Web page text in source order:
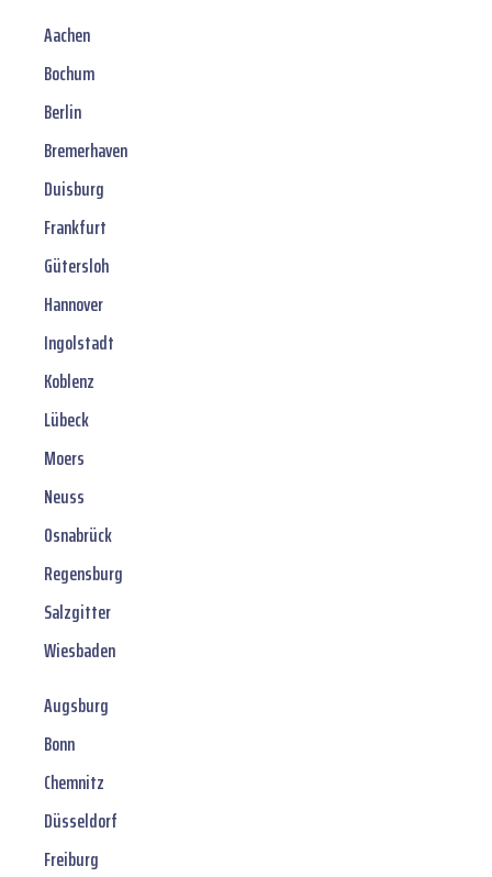
Aachen
Bochum
Berlin
Bremerhaven
Duisburg
Frankfurt
Gütersloh
Hannover
Ingolstadt
Koblenz
Lübeck
Moers
Neuss
Osnabrück
Regensburg
Salzgitter
Wiesbaden
Augsburg
Bonn
Chemnitz
Düsseldorf
Freiburg